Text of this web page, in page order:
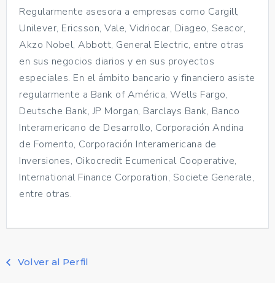
Regularmente asesora a empresas como Cargill,
Unilever, Ericsson, Vale, Vidriocar, Diageo, Seacor,
Akzo Nobel, Abbott, General Electric, entre otras
en sus negocios diarios y en sus proyectos
especiales. En el ámbito bancario y financiero asiste
regularmente a Bank of América, Wells Fargo,
Deutsche Bank, JP Morgan, Barclays Bank, Banco
Interamericano de Desarrollo, Corporación Andina
de Fomento, Corporación Interamericana de
Inversiones, Oikocredit Ecumenical Cooperative,
International Finance Corporation, Societe Generale,
entre otras.
Volver al Perfil